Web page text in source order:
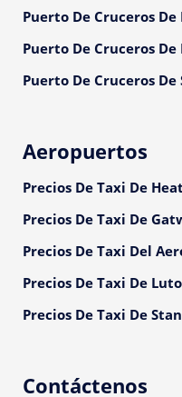
Puerto De Cruceros De
Puerto De Cruceros
Puerto De Cruceros
Aeropuertos
Precios De Taxi De
Precios De Taxi De
Precios De Taxi Del
Precios De Taxi De
Precios De Taxi De
Contáctenos